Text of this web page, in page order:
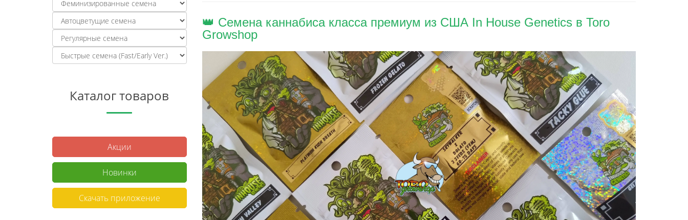
Каталог товаров
Акции
Новинки
Скачать приложение
👑 Семена каннабиса класса премиум из США In House Genetics в Toro
Growshop